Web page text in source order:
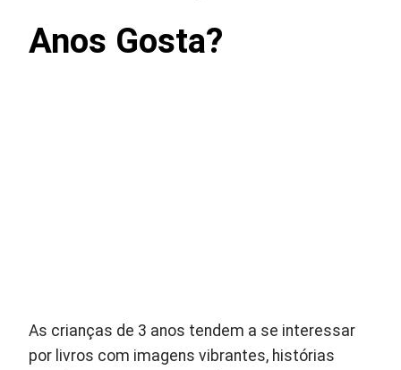
Anos Gosta?
As crianças de 3 anos tendem a se interessar
por livros com imagens vibrantes, histórias